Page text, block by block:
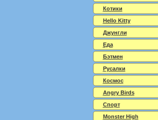
Котики
Hello Kitty
Джунгли
Еда
Бэтмен
Русалки
Космос
Angry Birds
Спорт
Monster High